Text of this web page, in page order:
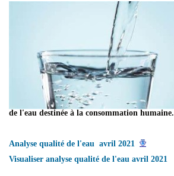
de l'eau destinée à la consommation humaine.
Analyse qualité de l'eau avril 2021
Visualiser analyse qualité de l'eau avril 2021